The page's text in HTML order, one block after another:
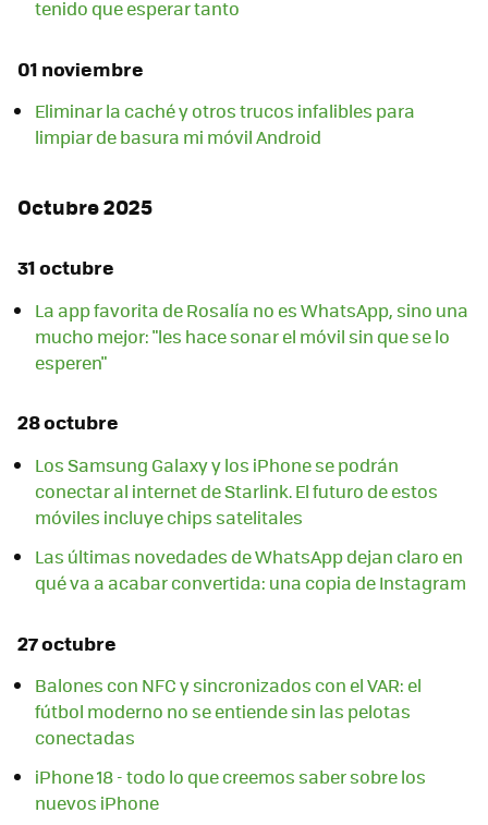
tenido que esperar tanto
01 noviembre
Eliminar la caché y otros trucos infalibles para
limpiar de basura mi móvil Android
Octubre 2025
31 octubre
La app favorita de Rosalía no es WhatsApp, sino una
mucho mejor: "les hace sonar el móvil sin que se lo
esperen"
28 octubre
Los Samsung Galaxy y los iPhone se podrán
conectar al internet de Starlink. El futuro de estos
móviles incluye chips satelitales
Las últimas novedades de WhatsApp dejan claro en
qué va a acabar convertida: una copia de Instagram
27 octubre
Balones con NFC y sincronizados con el VAR: el
fútbol moderno no se entiende sin las pelotas
conectadas
iPhone 18 - todo lo que creemos saber sobre los
nuevos iPhone